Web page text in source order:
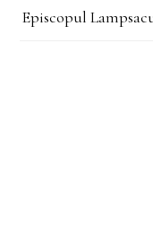
Episcopul